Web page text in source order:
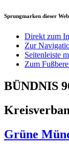
Sprungmarken dieser
Direkt zum
Zur
Seitenleiste
Zum
BÜNDNIS
Grüne